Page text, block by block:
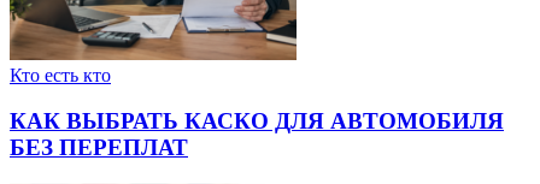
Кто есть кто
КАК ВЫБРАТЬ КАСКО ДЛЯ АВТОМОБИЛЯ
БЕЗ ПЕРЕПЛАТ